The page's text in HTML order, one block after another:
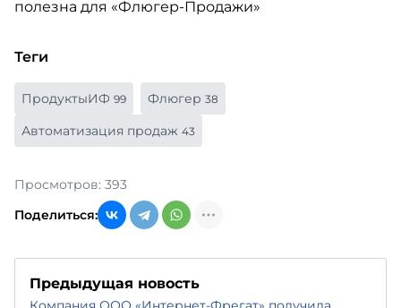
Теги
ПродуктыИФ 99 Флюгер 38
Автоматизация продаж 43
Просмотров: 393
Поделиться:
Предыдущая новость